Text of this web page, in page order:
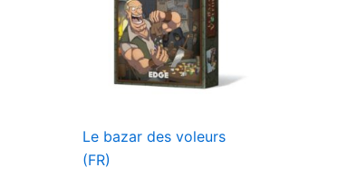
Le bazar des voleurs
(FR)